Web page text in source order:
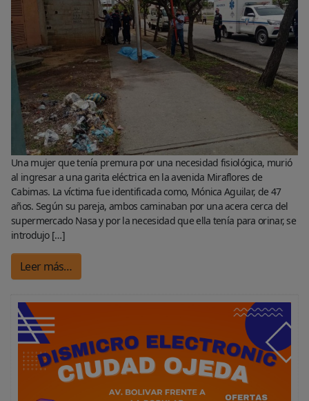
Una mujer que tenía premura por una necesidad fisiológica, murió
al ingresar a una garita eléctrica en la avenida Miraflores de
Cabimas. La víctima fue identificada como, Mónica Aguilar, de 47
años. Según su pareja, ambos caminaban por una acera cerca del
supermercado Nasa y por la necesidad que ella tenía para orinar, se
introdujo […]
Leer más…